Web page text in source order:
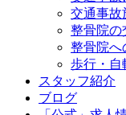
交通事故
整骨院の
整骨院へ
歩行・自
スタッフ紹介
ブログ